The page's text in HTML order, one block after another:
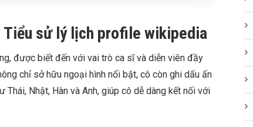
Tiểu sử lý lịch profile wikipedia
được biết đến với vai trò ca sĩ và diễn viên đầy
chỉ sở hữu ngoại hình nổi bật, cô còn ghi dấu ấn
Nhật, Hàn và Anh, giúp cô dễ dàng kết nối với